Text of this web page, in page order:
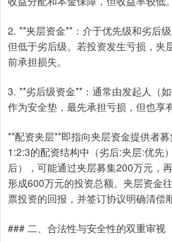
2. **夹层资金**：介于优先级和劣后
但低于劣后级。若投资发生亏损，夹
前承担损失。
3. **劣后级资金**：通常由发起人（
作为安全垫，最先承担亏损，但也享
**配资夹层**即指向夹层资金提供者
1:2:3的配资结构中（劣后:夹层:优先
后），可能通过夹层募集200万元，
形成600万元的投资总额。夹层资金
票投资的回报，并签订协议明确清偿
### 二、合法性与安全性的双重审视